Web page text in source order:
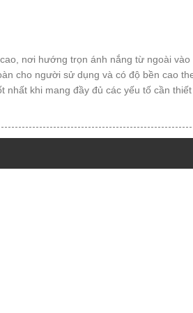
nơi hướng trọn ánh nắng từ ngoài vào
cho người sử dụng và có độ bền cao
khi mang đầy đủ các yếu tố cần